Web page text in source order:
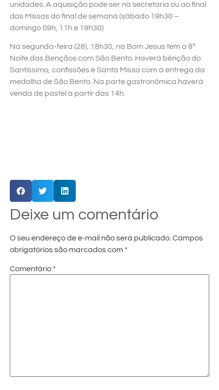
unidades. A aquisição pode ser na secretaria ou ao final
das Missas do final de semana (sábado 19h30 –
domingo 09h, 11h e 19h30)
Na segunda-feira (28), 18h30, na Bom Jesus tem a 8ª
Noite das Bençãos com São Bento. Haverá bênção do
Santíssimo, confissões e Santa Missa com a entrega da
medalha de São Bento. Na parte gastronômica haverá
venda de pastel a partir das 14h.
Deixe um comentário
O seu endereço de e-mail não será publicado. Campos
obrigatórios são marcados com *
Comentário *